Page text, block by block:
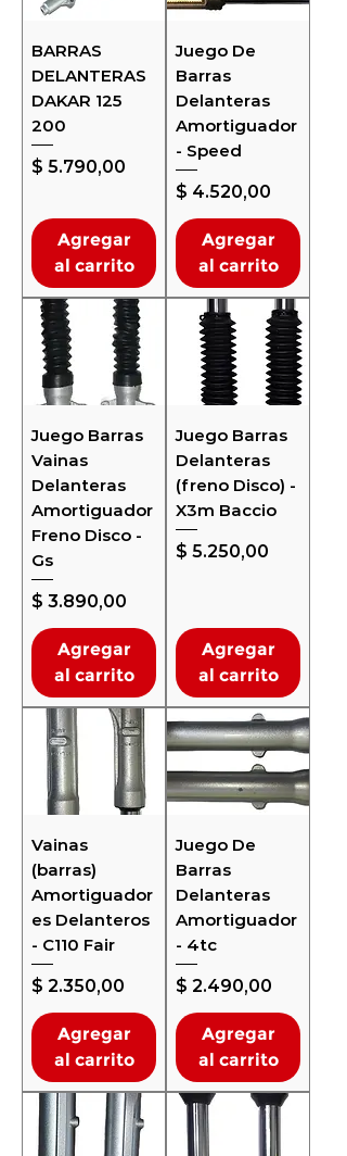
BARRAS
DELANTERAS
DAKAR 125
200
Precio
$ 5.790,00
Agregar
al carrito
Juego De
Barras
Delanteras
Amortiguador
- Speed
Precio
$ 4.520,00
Agregar
al carrito
Juego Barras
Vainas
Delanteras
Amortiguador
Freno Disco -
Gs
Precio
$ 3.890,00
Agregar
al carrito
Juego Barras
Delanteras
(freno Disco) -
X3m Baccio
Precio
$ 5.250,00
Agregar
al carrito
Vainas
(barras)
Amortiguador
es Delanteros
- C110 Fair
Precio
$ 2.350,00
Agregar
al carrito
Juego De
Barras
Delanteras
Amortiguador
- 4tc
Precio
$ 2.490,00
Agregar
al carrito